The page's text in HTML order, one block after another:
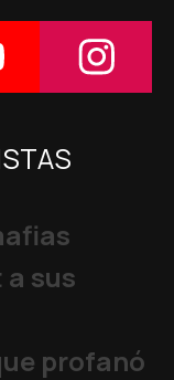
sus
profanó